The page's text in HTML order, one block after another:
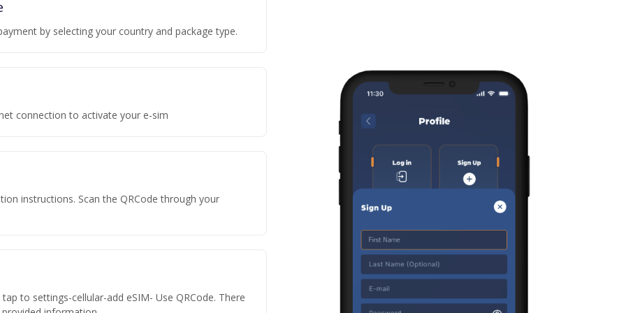
by selecting your country and package type.
connection to activate your e-sim
instructions. Scan the QRCode through your
to settings-cellular-add eSIM- Use QRCode. There